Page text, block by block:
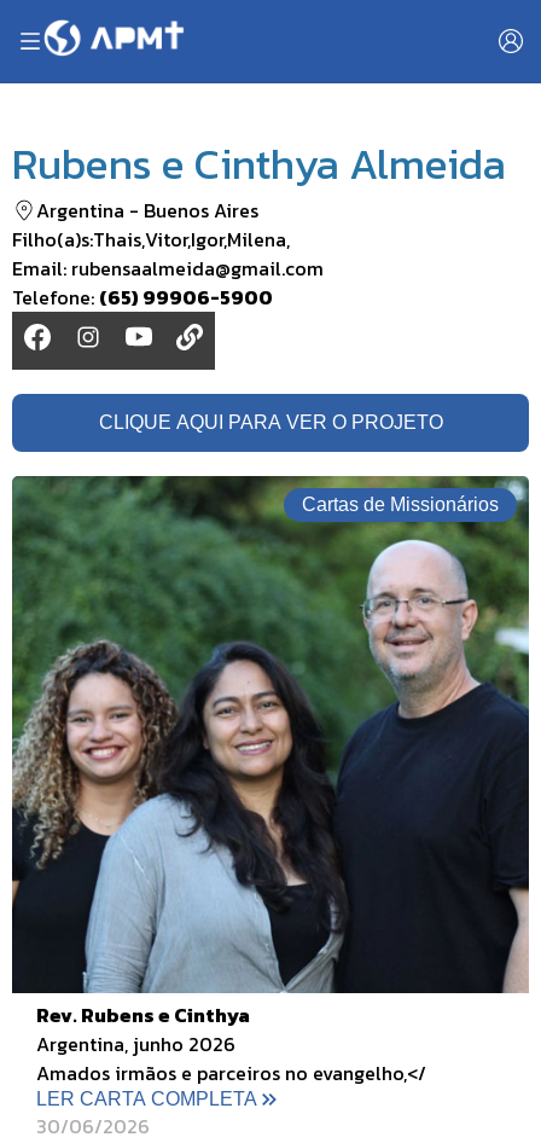
Rubens e Cinthya Almeida
Argentina - Buenos Aires
Filho(a)s:Thais,Vitor,Igor,Milena,
Email: rubensaalmeida@gmail.com
Telefone: (65) 99906-5900
CLIQUE AQUI PARA VER O PROJETO
Cartas de Missionários
Rev. Rubens e Cinthya
Argentina, junho 2026
Amados irmãos e parceiros no evangelho,</
LER CARTA COMPLETA
30/06/2026